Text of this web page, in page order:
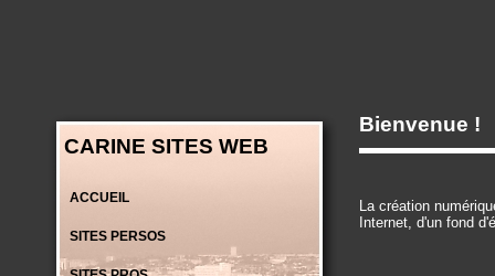
CARINE SITES WEB
ACCUEIL
SITES PERSOS
Bienvenue !
La création
Internet, d'un fond